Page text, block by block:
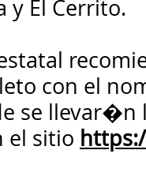
y El Cerrito.
con el
se llevar�n
el sitio